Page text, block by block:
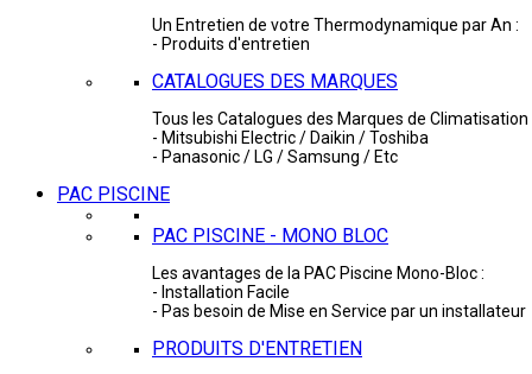
Un Entretien de votre Thermodynamique par An :
- Produits d'entretien
CATALOGUES DES MARQUES
Tous les Catalogues des Marques de Climatisation
- Mitsubishi Electric / Daikin / Toshiba
- Panasonic / LG / Samsung / Etc
PAC PISCINE
PAC PISCINE - MONO BLOC
Les avantages de la PAC Piscine Mono-Bloc :
- Installation Facile
- Pas besoin de Mise en Service par un installateur
PRODUITS D'ENTRETIEN